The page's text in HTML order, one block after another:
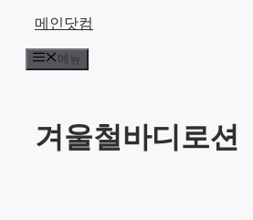
메인닷컴
메뉴
겨울철바디로션